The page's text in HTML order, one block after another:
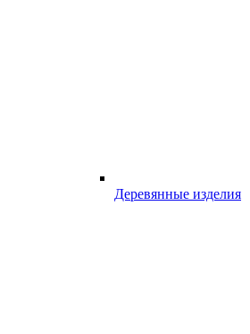
Деревянные изделия